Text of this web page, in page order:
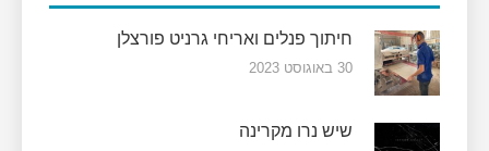
חיתוך פנלים ואריחי גרניט פורצלן
30 באוגוסט 2023
שיש נרו מקרינה